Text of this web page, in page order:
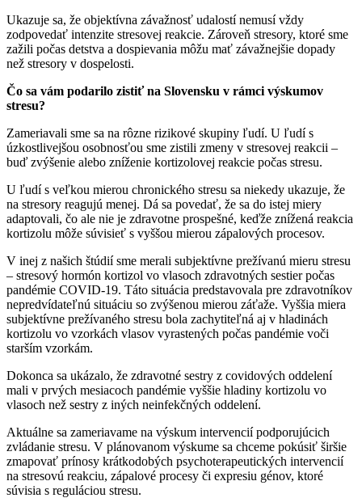
Ukazuje sa, že objektívna závažnosť udalostí nemusí vždy
zodpovedať intenzite stresovej reakcie. Zároveň stresory, ktoré sme
zažili počas detstva a dospievania môžu mať závažnejšie dopady
než stresory v dospelosti.
Čo sa vám podarilo zistiť na Slovensku v rámci výskumov
stresu?
Zameriavali sme sa na rôzne rizikové skupiny ľudí. U ľudí s
úzkostlivejšou osobnosťou sme zistili zmeny v stresovej reakcii –
buď zvýšenie alebo zníženie kortizolovej reakcie počas stresu.
U ľudí s veľkou mierou chronického stresu sa niekedy ukazuje, že
na stresory reagujú menej. Dá sa povedať, že sa do istej miery
adaptovali, čo ale nie je zdravotne prospešné, keďže znížená reakcia
kortizolu môže súvisieť s vyššou mierou zápalových procesov.
V inej z našich štúdií sme merali subjektívne prežívanú mieru stresu
– stresový hormón kortizol vo vlasoch zdravotných sestier počas
pandémie COVID-19. Táto situácia predstavovala pre zdravotníkov
nepredvídateľnú situáciu so zvýšenou mierou záťaže. Vyššia miera
subjektívne prežívaného stresu bola zachytiteľná aj v hladinách
kortizolu vo vzorkách vlasov vyrastených počas pandémie voči
starším vzorkám.
Dokonca sa ukázalo, že zdravotné sestry z covidových oddelení
mali v prvých mesiacoch pandémie vyššie hladiny kortizolu vo
vlasoch než sestry z iných neinfekčných oddelení.
Aktuálne sa zameriavame na výskum intervencií podporujúcich
zvládanie stresu. V plánovanom výskume sa chceme pokúsiť širšie
zmapovať prínosy krátkodobých psychoterapeutických intervencií
na stresovú reakciu, zápalové procesy či expresiu génov, ktoré
súvisia s reguláciou stresu.